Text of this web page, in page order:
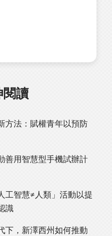
閱讀
方法：賦權青年以預防
善用智慧型手機試辦計
工智慧≠人類」活動以提
識
下，新澤西州如何推動